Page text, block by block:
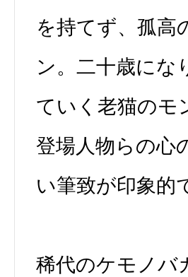
を持てず、孤高
ン。二十歳にな
ていく老猫のモ
登場人物らの心
い筆致が印象的
稀代のケモノバ